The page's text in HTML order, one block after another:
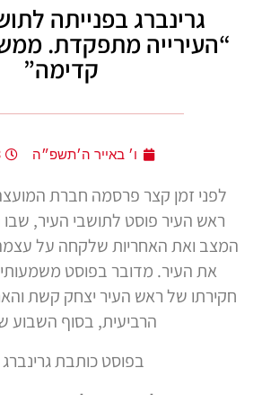
גרינברג בפנייתה
“העירייה מתפקדת.
קדימה”
ו׳ באייר ה׳תשפ״ה
לפני זמן קצר פרסמה חברת
ראש העיר פוסט לתושבי העיר,
המצב ואת האחריות שלקחה על
את העיר. מדובר בפוסט
חקירתו של ראש העיר יצחק קשת
הרביעית, בסוף השבוע
בפוסט כותבת